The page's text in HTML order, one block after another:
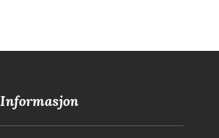
Informasjon